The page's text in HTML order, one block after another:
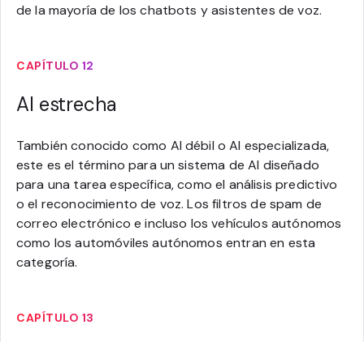
de la mayoría de los chatbots y asistentes de voz.
CAPÍTULO 12
AI estrecha
También conocido como AI débil o AI especializada,
este es el término para un sistema de AI diseñado
para una tarea específica, como el análisis predictivo
o el reconocimiento de voz. Los filtros de spam de
correo electrónico e incluso los vehículos autónomos
como los automóviles autónomos entran en esta
categoría.
CAPÍTULO 13